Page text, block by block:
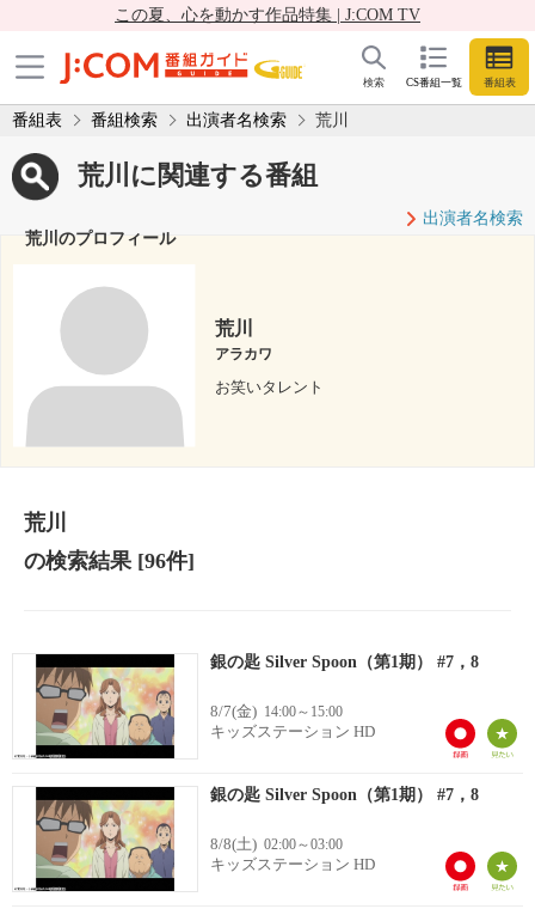
この夏、心を動かす作品特集 | J:COM TV
CS番組一覧 番組表
検索
番組表 番組検索 出演者名検索 荒川
荒川に関連する番組
出演者名検索
荒川のプロフィール
荒川
アラカワ
お笑いタレント
荒川
の検索結果[96件]
銀の匙 Silver Spoon（第1期） #7，8
8/7(金) 14:00～15:00
キッズステーション HD
銀の匙 Silver Spoon（第1期） #7，8
8/8(土) 02:00～03:00
キッズステーション HD